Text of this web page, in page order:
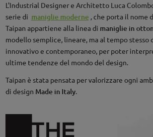
L'Industrial Designer e Architetto Luca
serie di maniglie moderne , che porta il nome
Taipan appartiene alla linea di maniglie in
modello semplice, lineare, ma al tempo stesso
innovativo e contemporaneo, per poter
ultime tendenze del mondo del design.
Taipan è stata pensata per valorizzare ogni
di design Made in Italy.